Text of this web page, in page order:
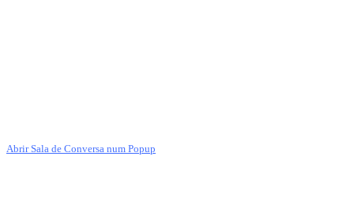
Abrir Sala de Conversa num Popup